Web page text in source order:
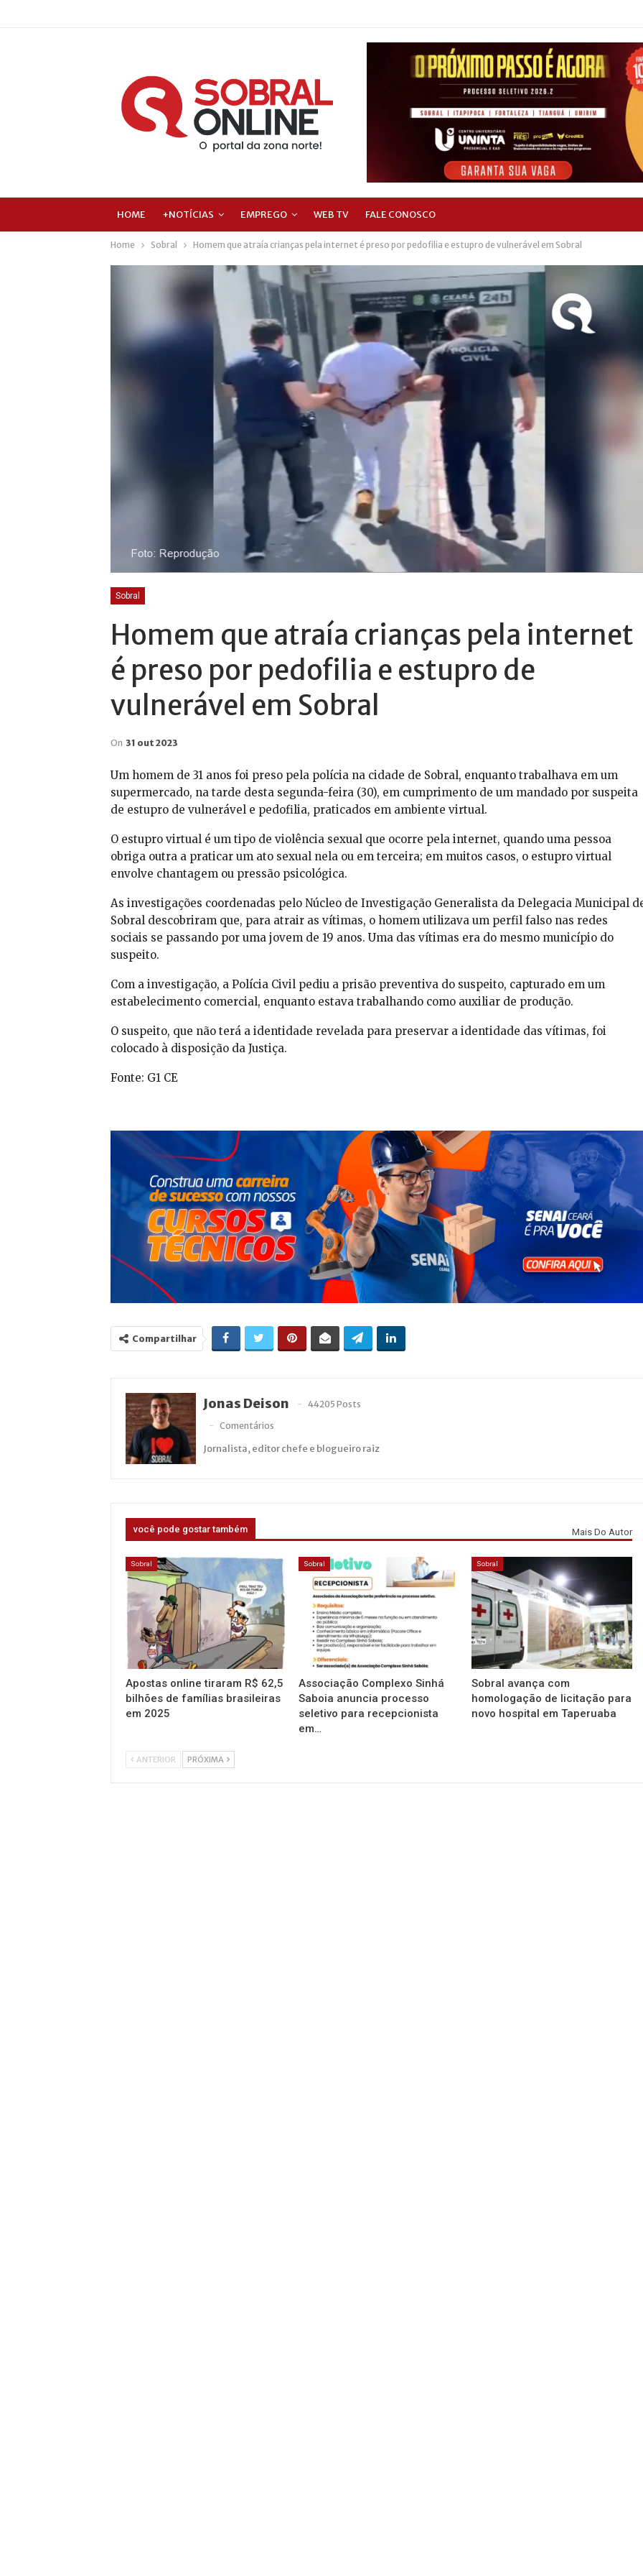
HOME +NOTÍCIAS EMPREGO WEB TV FALE CONOSCO
Home Sobral Homem que atraía crianças pela internet é preso por pedofilia e estupro de vulnerável em Sobral
Sobral
Homem que atraía crianças pela internet
é preso por pedofilia e estupro de
vulnerável em Sobral
On 31 out 2023
Um homem de 31 anos foi preso pela polícia na cidade de Sobral, enquanto trabalhava em um
supermercado, na tarde desta segunda-feira (30), em cumprimento de um mandado por suspeita
de estupro de vulnerável e pedofilia, praticados em ambiente virtual.
O estupro virtual é um tipo de violência sexual que ocorre pela internet, quando uma pessoa
obriga outra a praticar um ato sexual nela ou em terceira; em muitos casos, o estupro virtual
envolve chantagem ou pressão psicológica.
As investigações coordenadas pelo Núcleo de Investigação Generalista da Delegacia Municipal
Sobral descobriram que, para atrair as vítimas, o homem utilizava um perfil falso nas redes
sociais se passando por uma jovem de 19 anos. Uma das vítimas era do mesmo município do
suspeito.
Com a investigação, a Polícia Civil pediu a prisão preventiva do suspeito, capturado em um
estabelecimento comercial, enquanto estava trabalhando como auxiliar de produção.
O suspeito, que não terá a identidade revelada para preservar a identidade das vítimas, foi
colocado à disposição da Justiça.
Fonte: G1 CE
Compartilhar
Jonas Deison
44205 Posts
Comentários
Jornalista, editor chefe e blogueiro raiz
você pode gostar também Mais Do Autor
Sobral
Apostas online tiraram R$ 62,5
bilhões de famílias brasileiras
em 2025
Sobral
Associação Complexo Sinhá
Saboia anuncia processo
seletivo para recepcionista
em…
Sobral
Sobral avança com
homologação de licitação para
novo hospital em Taperuaba
ANTERIOR PRÓXIMA